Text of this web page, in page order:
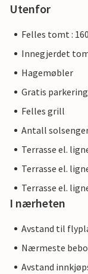
Utenfor
Felles tomt :
Innegjerdet
Hagemøbler
Gratis
Felles grill
Antall
Terrasse el.
Terrasse el.
Terrasse el.
I nærheten
Avstand til
Nærmeste
Avstand